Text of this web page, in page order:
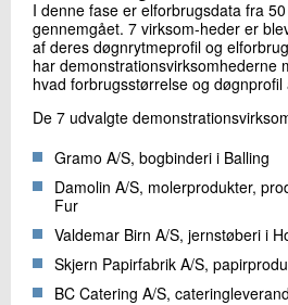
I denne fase er elforbrugsdata fra
gennemgået. 7 virksom-heder er
af deres døgnrytmeprofil og
har demonstrationsvirksomhederne
hvad forbrugsstørrelse og døgnprofil
De 7 udvalgte
Gramo A/S, bogbinderi i Balling
Damolin A/S, molerprodukter,
Fur
Valdemar Birn A/S, jernstøberi i
Skjern Papirfabrik A/S,
BC Catering A/S,